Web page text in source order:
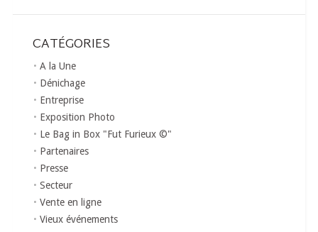
CATÉGORIES
A la Une
Dénichage
Entreprise
Exposition Photo
Le Bag in Box "Fut Furieux ©"
Partenaires
Presse
Secteur
Vente en ligne
Vieux événements